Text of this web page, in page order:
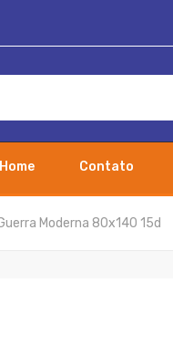
Home Contato
Moderna 80x140 15d